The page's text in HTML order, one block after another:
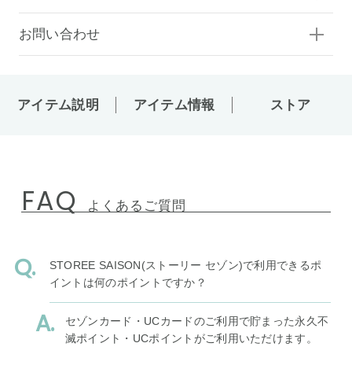
お問い合わせ
アイテム説明 アイテム情報 ストア
FAQ よくあるご質問
STOREE SAISON(ストーリー セゾン)で利用できるポ
イントは何のポイントですか？
セゾンカード・UCカードのご利用で貯まった永久不
滅ポイント・UCポイントがご利用いただけます。